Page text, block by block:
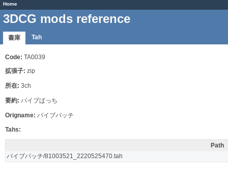
Home
3DCG mods reference
書庫 Tah
Code: TA0039
拡張子: zip
所在: 3ch
要約: バイブぱっち
Origname: バイブパッチ
Tahs:
Path
バイブパッチ/81003521_2220525470.tah